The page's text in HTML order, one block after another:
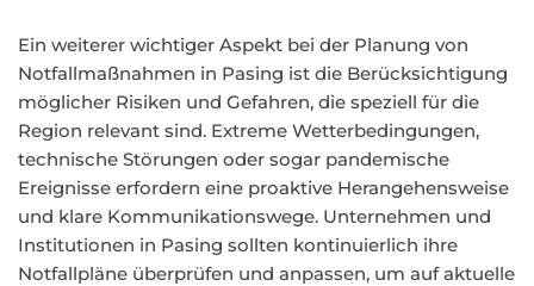
Ein weiterer wichtiger Aspekt bei der Planung von
Notfallmaßnahmen in Pasing ist die Berücksichtigung
möglicher Risiken und Gefahren, die speziell für die
Region relevant sind. Extreme Wetterbedingungen,
technische Störungen oder sogar pandemische
Ereignisse erfordern eine proaktive Herangehensweise
und klare Kommunikationswege. Unternehmen und
Institutionen in Pasing sollten kontinuierlich ihre
Notfallpläne überprüfen und anpassen, um auf aktuelle